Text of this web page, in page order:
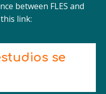
between FLES and
link:
se